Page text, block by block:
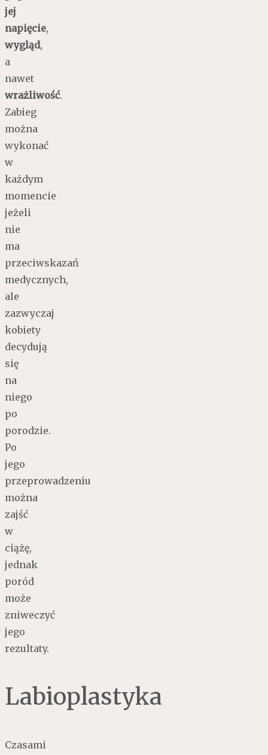
jej
napięcie,
wygląd,
a
nawet
wrażliwość.
Zabieg
można
wykonać
w
każdym
momencie
jeżeli
nie
ma
przeciwskazań
medycznych,
ale
zazwyczaj
kobiety
decydują
się
na
niego
po
porodzie.
Po
jego
przeprowadzeniu
można
zajść
w
ciążę,
jednak
poród
może
zniweczyć
jego
rezultaty.
Labioplastyka
Czasami